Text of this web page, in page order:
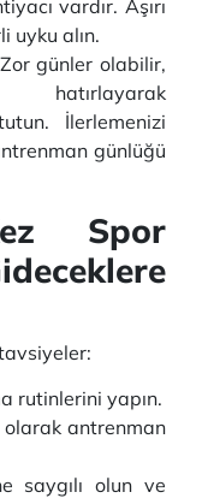
vardır. Aşırı
uyku alın.
günler olabilir,
İlerlemenizi
günlüğü
Spor
rutinlerini yapın.
olarak antrenman
saygılı olun ve